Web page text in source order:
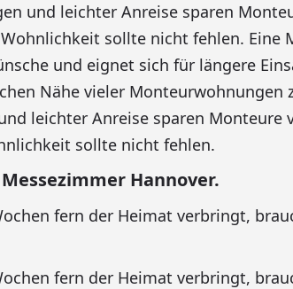
und leichter Anreise sparen
sollte nicht fehlen. Eine
und eignet sich für längere
Nähe vieler Monteurwohnungen
leichter Anreise sparen Monteure
sollte nicht fehlen.
Hannover.
fern der Heimat verbringt,
fern der Heimat verbringt,